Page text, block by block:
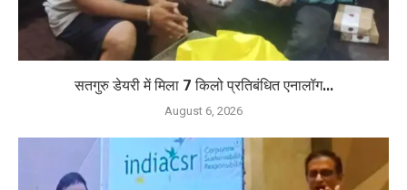
सतगुरु डेयरी में मिला 7 किलो प्रतिबंधित एनालॉग...
August 6, 2026